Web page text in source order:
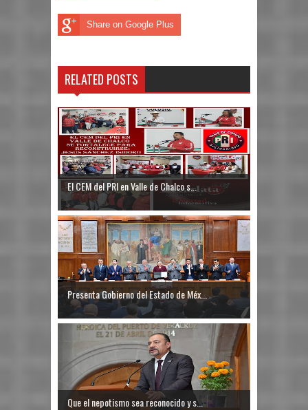
Share on Google Plus
RELATED POSTS
El CEM del PRI en Valle de Chalco s...
Presenta Gobierno del Estado de Méx...
Que el nepotismo sea reconocido y s...